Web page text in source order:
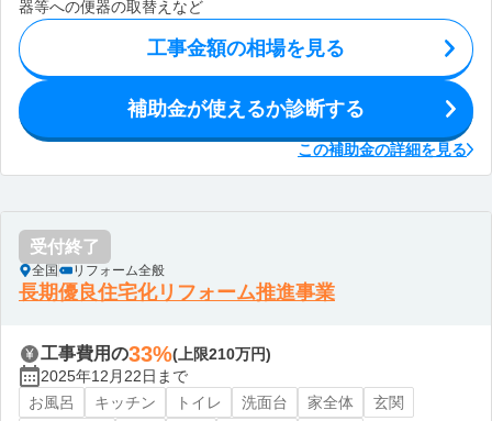
器等への便器の取替えなど
工事金額の相場を見る
補助金が使えるか診断する
この補助金の詳細を見る
受付終了
全国 リフォーム全般
長期優良住宅化リフォーム推進事業
工事費用の33%(上限210万円)
2025年12月22日まで
お風呂
キッチン トイレ 洗面台 家全体
玄関